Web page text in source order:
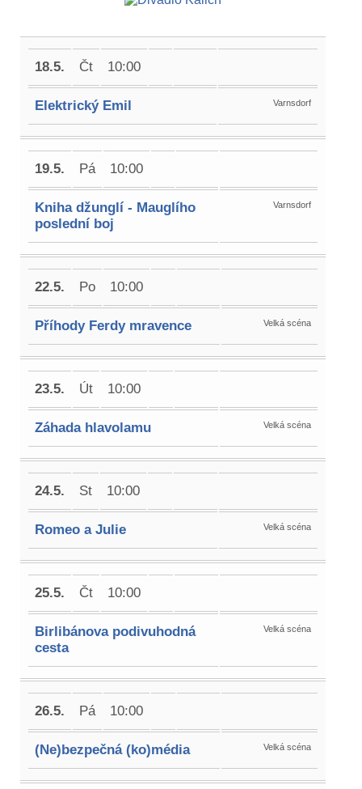
18.5. Čt 10:00
Elektrický Emil Varnsdorf
19.5. Pá 10:00
Kniha džunglí - Mauglího
poslední boj
Varnsdorf
22.5. Po 10:00
Příhody Ferdy mravence Velká scéna
23.5. Út 10:00
Záhada hlavolamu Velká scéna
24.5. St 10:00
Romeo a Julie Velká scéna
25.5. Čt 10:00
Birlibánova podivuhodná
cesta
Velká scéna
26.5. Pá 10:00
(Ne)bezpečná (ko)média Velká scéna